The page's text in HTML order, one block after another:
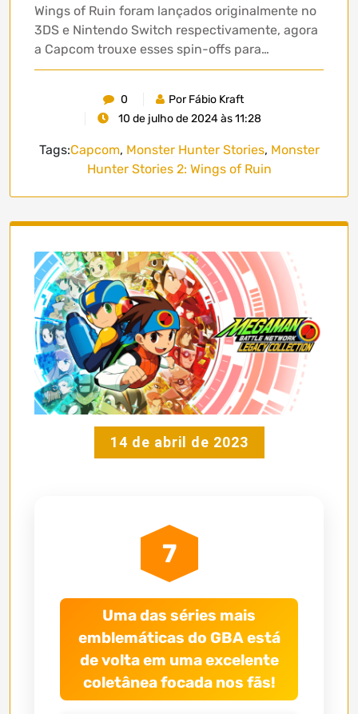
Wings of Ruin foram lançados originalmente no
3DS e Nintendo Switch respectivamente, agora
a Capcom trouxe esses spin-offs para…
0
Por Fábio Kraft
10 de julho de 2024 às 11:28
Tags:Capcom, Monster Hunter Stories, Monster
Hunter Stories 2: Wings of Ruin
14 de abril de 2023
7
Uma das séries mais
emblemáticas do GBA está
de volta em uma excelente
coletânea focada nos fãs!